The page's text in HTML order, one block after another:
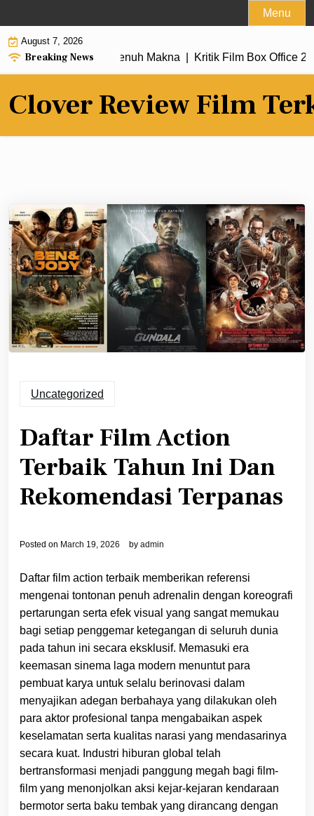
to
content
Menu
August 7, 2026
Breaking News
Alur Cerita Penuh Makna |Kritik Film Box Office 2026
Clover Review Film
Uncategorized
Daftar Film Action
Terbaik Tahun Ini Dan
Rekomendasi Terpanas
Posted on March 19, 2026 by admin
Daftar film action terbaik memberikan referensi
mengenai tontonan penuh adrenalin dengan koreografi
pertarungan serta efek visual yang sangat memukau
bagi setiap penggemar ketegangan di seluruh dunia
pada tahun ini secara eksklusif. Memasuki era
keemasan sinema laga modern menuntut para
pembuat karya untuk selalu berinovasi dalam
menyajikan adegan berbahaya yang dilakukan oleh
para aktor profesional tanpa mengabaikan aspek
keselamatan serta kualitas narasi yang mendasarinya
secara kuat. Industri hiburan global telah
bertransformasi menjadi panggung megah bagi film-
film yang menonjolkan aksi kejar-kejaran kendaraan
bermotor serta baku tembak yang dirancang dengan